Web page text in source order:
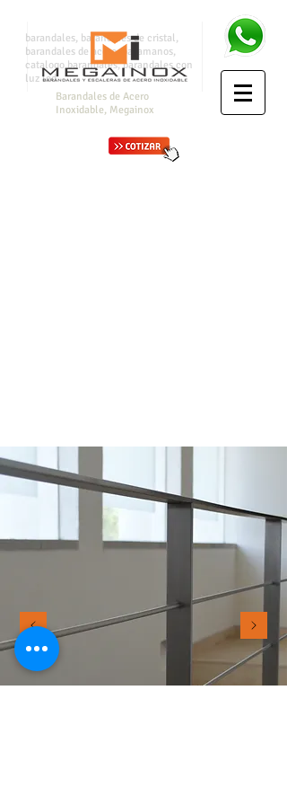
barandales, barandales de cristal,
barandales de acero, pasamanos,
catalogo barandales, barandales con
luz led
Barandales de Acero
Inoxidable, Megainox